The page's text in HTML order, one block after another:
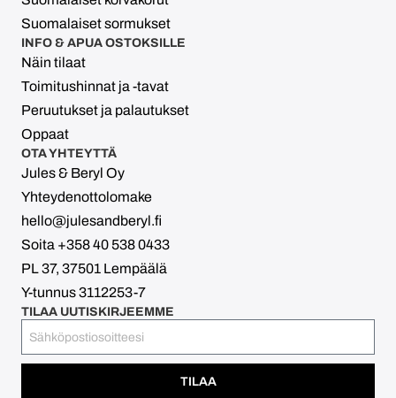
Suomalaiset sormukset
INFO & APUA OSTOKSILLE
Näin tilaat
Toimitushinnat ja -tavat
Peruutukset ja palautukset
Oppaat
OTA YHTEYTTÄ
Jules & Beryl Oy
Yhteydenottolomake
hello@julesandberyl.fi
Soita +358 40 538 0433
PL 37, 37501 Lempäälä
Y-tunnus 3112253-7
TILAA UUTISKIRJEEMME
TILAA